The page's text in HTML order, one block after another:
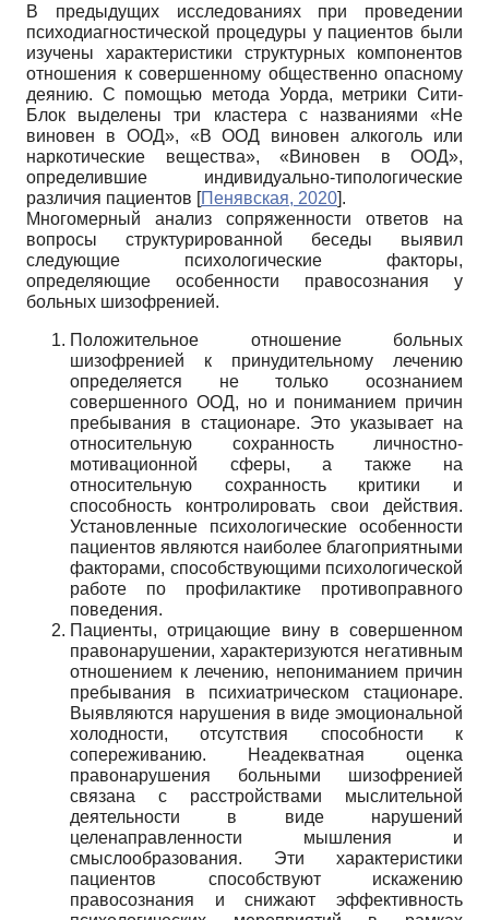
В предыдущих исследованиях при проведении
психодиагностической процедуры у пациентов были
изучены характеристики структурных компонентов
отношения к совершенному общественно опасному
деянию. С помощью метода Уорда, метрики Сити-
Блок выделены три кластера с названиями «Не
виновен в ООД», «В ООД виновен алкоголь или
наркотические вещества», «Виновен в ООД»,
определившие индивидуально-типологические
различия пациентов [Пенявская, 2020].
Многомерный анализ сопряженности ответов на
вопросы структурированной беседы выявил
следующие психологические факторы,
определяющие особенности правосознания у
больных шизофренией.
Положительное отношение больных
шизофренией к принудительному лечению
определяется не только осознанием
совершенного ООД, но и пониманием причин
пребывания в стационаре. Это указывает на
относительную сохранность личностно-
мотивационной сферы, а также на
относительную сохранность критики и
способность контролировать свои действия.
Установленные психологические особенности
пациентов являются наиболее благоприятными
факторами, способствующими психологической
работе по профилактике противоправного
поведения.
Пациенты, отрицающие вину в совершенном
правонарушении, характеризуются негативным
отношением к лечению, непониманием причин
пребывания в психиатрическом стационаре.
Выявляются нарушения в виде эмоциональной
холодности, отсутствия способности к
сопереживанию. Неадекватная оценка
правонарушения больными шизофренией
связана с расстройствами мыслительной
деятельности в виде нарушений
целенаправленности мышления и
смыслообразования. Эти характеристики
пациентов способствуют искажению
правосознания и снижают эффективность